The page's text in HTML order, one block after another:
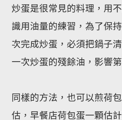
炒蛋是很常見的料理，用
識用油量的練習，為了保
次完成炒蛋，必須把鍋子
一次炒蛋的殘餘油，影響
同樣的方法，也可以煎荷
估，早餐店荷包蛋一顆估